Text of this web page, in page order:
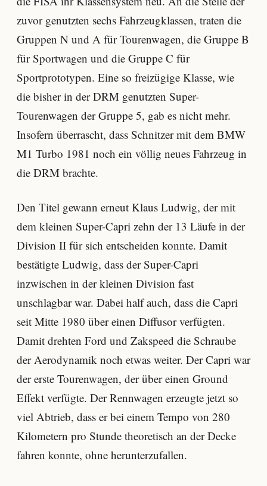
zuvor genutzten sechs Fahrzeugklassen, traten die
Gruppen N und A für Tourenwagen, die Gruppe B
für Sportwagen und die Gruppe C für
Sportprototypen. Eine so freizügige Klasse, wie
die bisher in der DRM genutzten Super-
Tourenwagen der Gruppe 5, gab es nicht mehr.
Insofern überrascht, dass Schnitzer mit dem BMW
M1 Turbo 1981 noch ein völlig neues Fahrzeug in
die DRM brachte.
Den Titel gewann erneut Klaus Ludwig, der mit
dem kleinen Super-Capri zehn der 13 Läufe in der
Division II für sich entscheiden konnte. Damit
bestätigte Ludwig, dass der Super-Capri
inzwischen in der kleinen Division fast
unschlagbar war. Dabei half auch, dass die Capri
seit Mitte 1980 über einen Diffusor verfügten.
Damit drehten Ford und Zakspeed die Schraube
der Aerodynamik noch etwas weiter. Der Capri war
der erste Tourenwagen, der über einen Ground
Effekt verfügte. Der Rennwagen erzeugte jetzt so
viel Abtrieb, dass er bei einem Tempo von 280
Kilometern pro Stunde theoretisch an der Decke
fahren konnte, ohne herunterzufallen.